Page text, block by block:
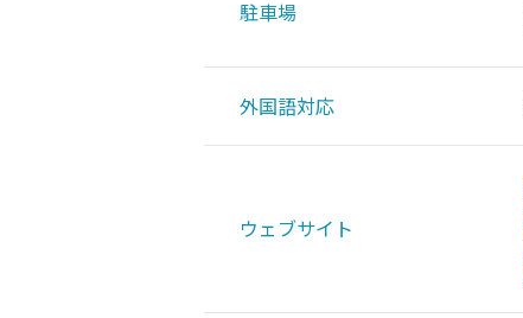
駐車場
外国語対応
ウェブサイト